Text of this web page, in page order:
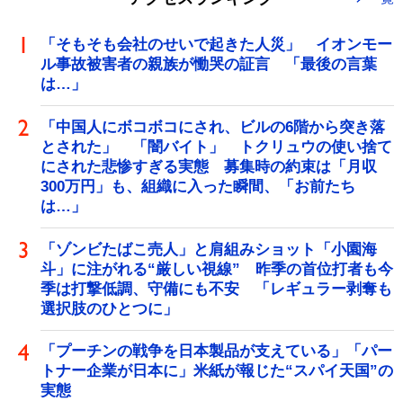
「そもそも会社のせいで起きた人災」 イオンモー
ル事故被害者の親族が慟哭の証言 「最後の言葉
は…」
「中国人にボコボコにされ、ビルの6階から突き落
とされた」 「闇バイト」 トクリュウの使い捨て
にされた悲惨すぎる実態 募集時の約束は「月収
300万円」も、組織に入った瞬間、「お前たち
は…」
「ゾンビたばこ売人」と肩組みショット「小園海
斗」に注がれる“厳しい視線” 昨季の首位打者も今
季は打撃低調、守備にも不安 「レギュラー剥奪も
選択肢のひとつに」
「プーチンの戦争を日本製品が支えている」「パー
トナー企業が日本に」米紙が報じた“スパイ天国”の
実態